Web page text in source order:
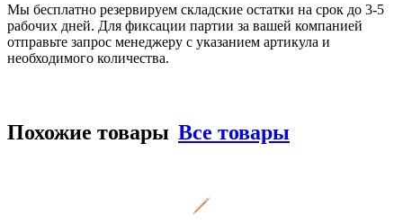
Мы бесплатно резервируем складские остатки на срок до 3-5
рабочих дней. Для фиксации партии за вашей компанией
отправьте запрос менеджеру с указанием артикула и
необходимого количества.
Похожие товары Все товары